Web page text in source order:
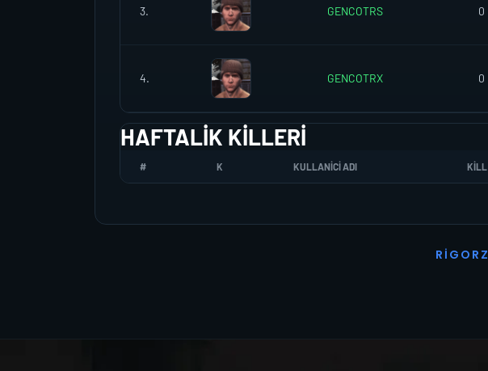
3. GENCOTRS 0
4. GENCOTRX 0
HAFTALIK KILLERI
# K KULLANICI ADI KILL
R I G O R Z